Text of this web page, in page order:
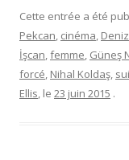
Cette entrée a été
Pekcan, cinéma,
İşcan,femme, Güneş
forcé, Nihal Koldaş,
Ellis, le 23 juin 2015 .